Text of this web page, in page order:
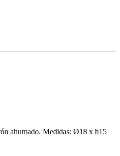
ahumado. Medidas: Ø18 x h15